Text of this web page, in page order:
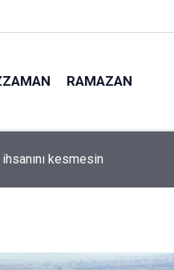
RAMAZAN
kesmesin